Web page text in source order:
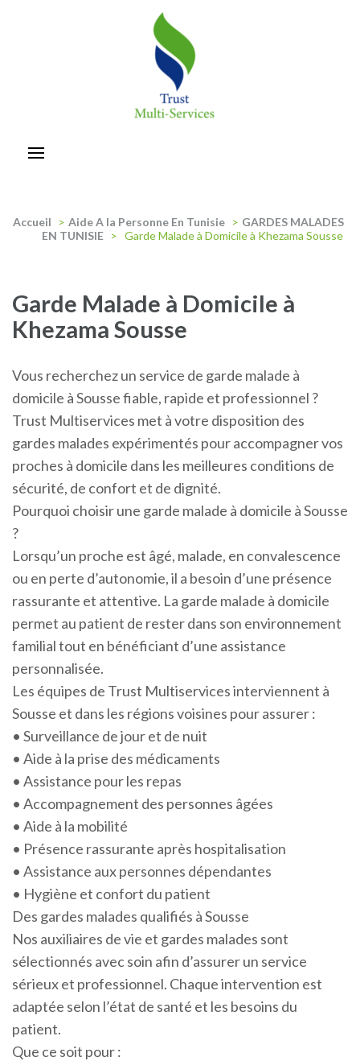
Accueil > Aide A la Personne En Tunisie > GARDES MALADES
EN TUNISIE > Garde Malade à Domicile à Khezama Sousse
Garde Malade à Domicile à
Khezama Sousse
Vous recherchez un service de garde malade à
domicile à Sousse fiable, rapide et professionnel ?
Trust Multiservices met à votre disposition des
gardes malades expérimentés pour accompagner vos
proches à domicile dans les meilleures conditions de
sécurité, de confort et de dignité.
Pourquoi choisir une garde malade à domicile à Sousse
?
Lorsqu’un proche est âgé, malade, en convalescence
ou en perte d’autonomie, il a besoin d’une présence
rassurante et attentive. La garde malade à domicile
permet au patient de rester dans son environnement
familial tout en bénéficiant d’une assistance
personnalisée.
Les équipes de Trust Multiservices interviennent à
Sousse et dans les régions voisines pour assurer :
• Surveillance de jour et de nuit
• Aide à la prise des médicaments
• Assistance pour les repas
• Accompagnement des personnes âgées
• Aide à la mobilité
• Présence rassurante après hospitalisation
• Assistance aux personnes dépendantes
• Hygiène et confort du patient
Des gardes malades qualifiés à Sousse
Nos auxiliaires de vie et gardes malades sont
sélectionnés avec soin afin d’assurer un service
sérieux et professionnel. Chaque intervention est
adaptée selon l’état de santé et les besoins du
patient.
Que ce soit pour :